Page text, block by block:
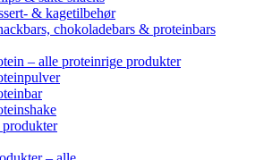
& kagetilbehør
chokoladebars & proteinbars
– alle proteinrige produkter